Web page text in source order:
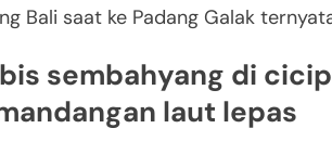
Bali saat ke Padang Galak
sembahyang di
laut lepas